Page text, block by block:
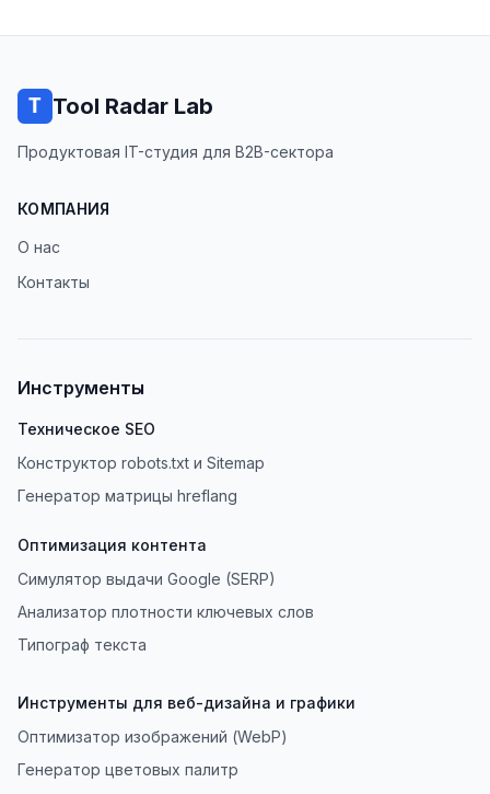
Tool Radar Lab
Продуктовая IT-студия для B2B-сектора
КОМПАНИЯ
О нас
Контакты
Инструменты
Техническое SEO
Конструктор robots.txt и Sitemap
Генератор матрицы hreflang
Оптимизация контента
Симулятор выдачи Google (SERP)
Анализатор плотности ключевых слов
Типограф текста
Инструменты для веб-дизайна и графики
Оптимизатор изображений (WebP)
Генератор цветовых палитр